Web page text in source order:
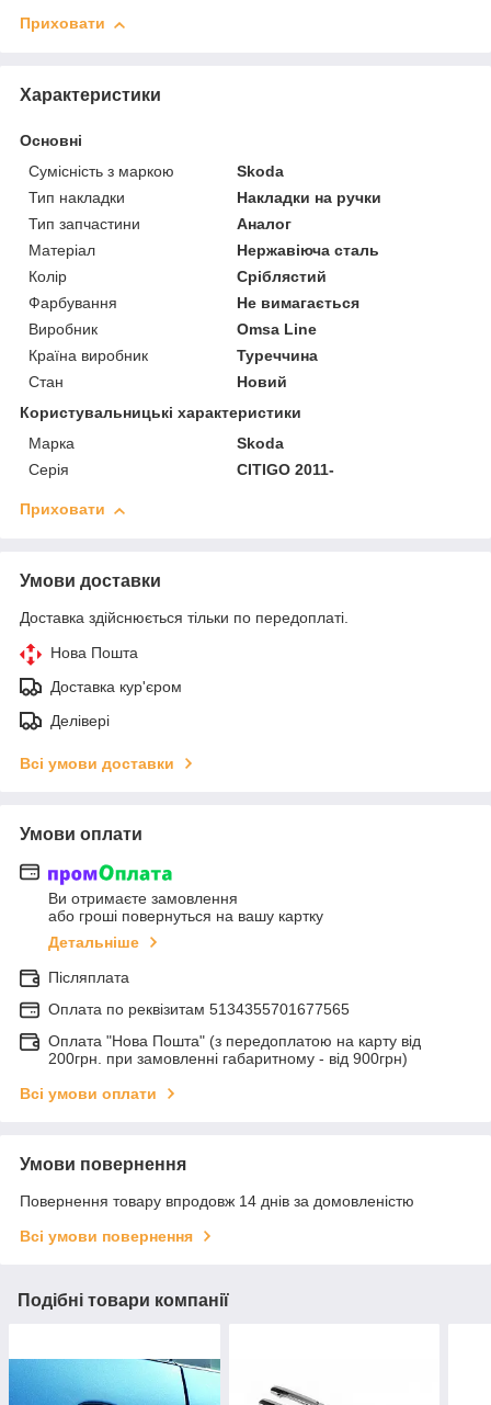
Приховати
Характеристики
Основні
Сумісність з маркою
Skoda
Тип накладки
Накладки на ручки
Тип запчастини
Аналог
Матеріал
Нержавіюча сталь
Колір
Сріблястий
Фарбування
Не вимагається
Виробник
Omsa Line
Країна виробник
Туреччина
Стан
Новий
Користувальницькі характеристики
Марка
Skoda
Серія
CITIGO 2011-
Приховати
Умови доставки
Доставка здійснюється тільки по передоплаті.
Нова Пошта
Доставка кур'єром
Делівері
Всі умови доставки
Умови оплати
Ви отримаєте замовлення
або гроші повернуться на вашу картку
Детальніше
Післяплата
Оплата по реквiзитам 5134355701677565
Оплата "Нова Пошта" (з передоплатою на карту від
200грн. при замовленні габаритному - від 900грн)
Всі умови оплати
Умови повернення
Повернення товару впродовж 14 днів за домовленістю
Всі умови повернення
Подібні товари компанії